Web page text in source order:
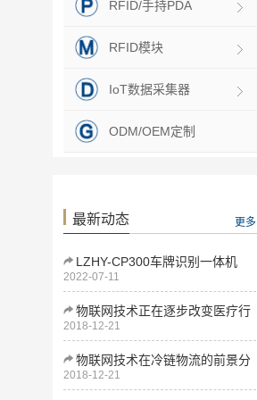
RFID/手持PDA
RFID模块
IoT数据采集器
ODM/OEM定制
最新动态 更多
LZHY-CP300车牌识别一体机
2022-07-11
物联网技术正在逐步改变医疗行
业
2018-12-21
物联网技术在冷链物流的前景分
析
2018-12-21